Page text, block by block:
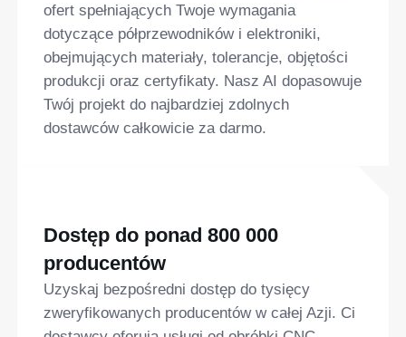
ofert spełniających Twoje wymagania
dotyczące półprzewodników i elektroniki,
obejmujących materiały, tolerancje, objętości
produkcji oraz certyfikaty. Nasz AI dopasowuje
Twój projekt do najbardziej zdolnych
dostawców całkowicie za darmo.
Dostęp do ponad 800 000
producentów
Uzyskaj bezpośredni dostęp do tysięcy
zweryfikowanych producentów w całej Azji. Ci